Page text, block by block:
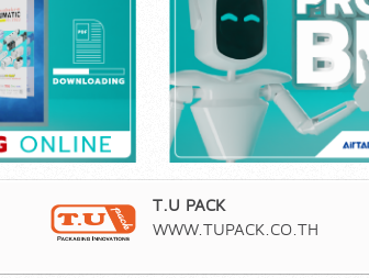
T.U PACK
WWW.TUPACK.CO.TH